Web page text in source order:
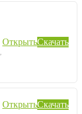
ОткрытьСкачать
ОткрытьСкачать